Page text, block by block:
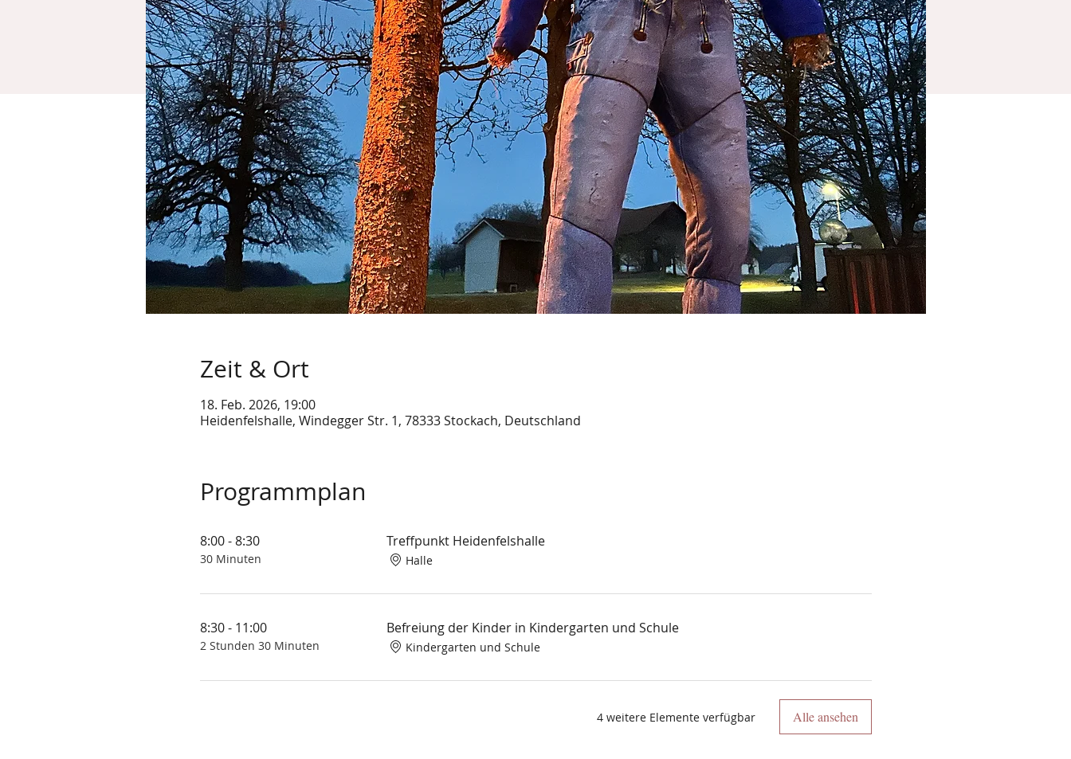
Zeit & Ort
18. Feb. 2026, 19:00
Heidenfelshalle, Windegger Str. 1, 78333 Stockach, Deutschland
Programmplan
8:00 - 8:30
30 Minuten
Treffpunkt Heidenfelshalle
Halle
8:30 - 11:00
2 Stunden 30 Minuten
Befreiung der Kinder in Kindergarten und Schule
Kindergarten und Schule
4 weitere Elemente verfügbar Alle ansehen